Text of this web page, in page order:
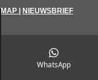
NIEUWSBRIEF
WhatsApp